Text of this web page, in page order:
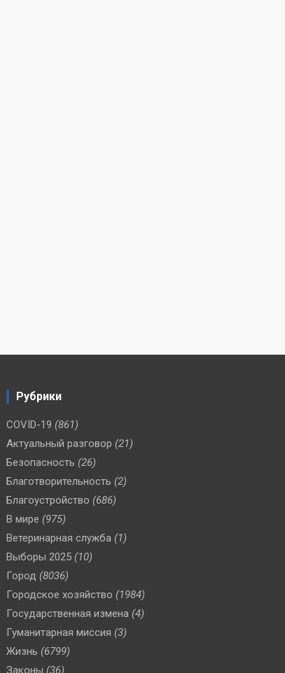
Рубрики
COVID-19 (861)
Актуальный разговор (21)
Безопасность (26)
Благотворительность (2)
Благоустройство (686)
В мире (975)
Ветеринарная служба (1)
Выборы 2025 (10)
Город (8036)
Городское хозяйство (1984)
Государственная измена (4)
Гуманитарная миссия (3)
Жизнь (6799)
Законы (36)